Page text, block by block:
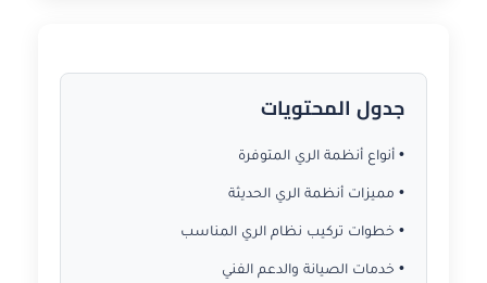
جدول المحتويات
• أنواع أنظمة الري المتوفرة
• مميزات أنظمة الري الحديثة
• خطوات تركيب نظام الري المناسب
• خدمات الصيانة والدعم الفني